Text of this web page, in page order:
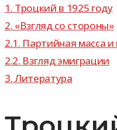
1. Троцкий в 1925 году
2. «Взгляд со стороны»
2.1. Партийная масса
2.2. Взгляд эми­гра­ции
3.Литература